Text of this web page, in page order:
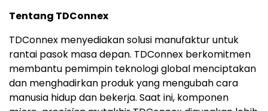
Tentang TDConnex
TDConnex menyediakan solusi manufaktur untuk
rantai pasok masa depan. TDConnex berkomitmen
membantu pemimpin teknologi global menciptakan
dan menghadirkan produk yang mengubah cara
manusia hidup dan bekerja. Saat ini, komponen